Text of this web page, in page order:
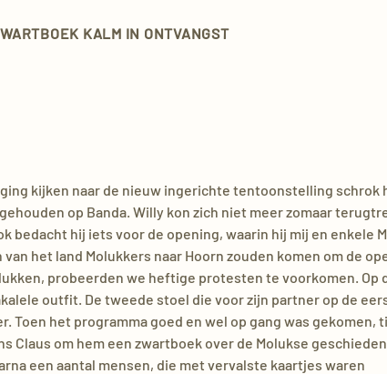
KALM IN ONTVANGST
kijken naar de nieuw ingerichte tentoonstelling schrok
op Banda. Willy kon zich niet meer zomaar
bedacht hij iets voor de opening, waarin hij mij en enkele
het land Molukkers naar Hoorn zouden komen om de
probeerden we heftige protesten te voorkomen. Op
outfit. De tweede stoel die voor zijn partner op de
het programma goed en wel op gang was gekomen,
Claus om hem een zwartboek over de Molukse
een aantal mensen, die met vervalste kaartjes waren